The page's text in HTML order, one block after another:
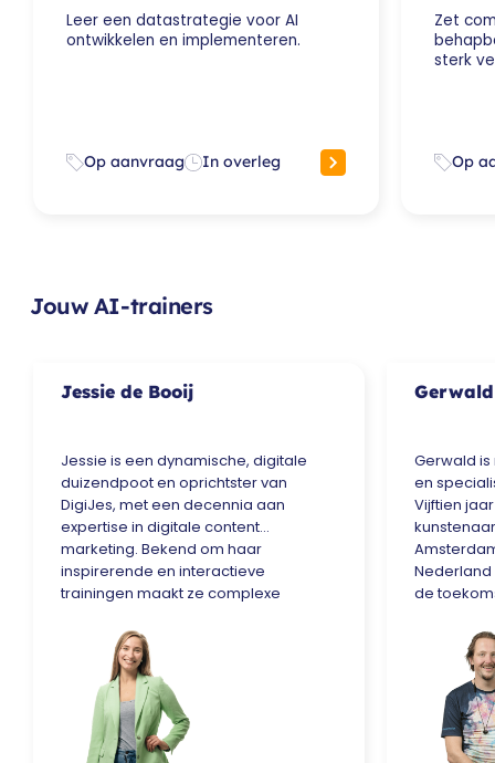
Leer een datastrategie voor AI
ontwikkelen en implementeren.
Op aanvraag In overleg
Zet
sterk
Op
Jouw AI-trainers
Jessie de Booij
Jessie is een dynamische, digitale
duizendpoot en oprichtster van
DigiJes, met een decennia aan
expertise in digitale content
marketing. Bekend om haar
inspirerende en interactieve
trainingen maakt ze complexe
middel van praktische tips, relevante
cases en up-to-date inzichten. Ze
deelt niet alleen enthousiast haar
kennis en ervaring, maar creëert ook
de perfecte basis voor jou om jouw
bedrijf te laten groeien. Ontdek de
Gerwald
en
Vijftien
de
mens
puur
kunt wel